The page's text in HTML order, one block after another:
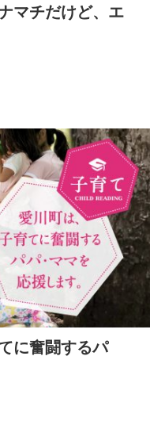
マチだけど、エ
に奮闘するパ